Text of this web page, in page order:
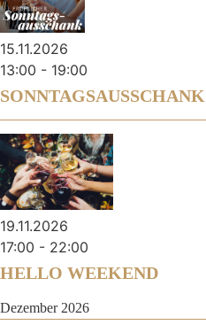
15.11.2026
13:00 - 19:00
SONNTAGSAUSSCHANK
19.11.2026
17:00 - 22:00
HELLO WEEKEND
Dezember 2026